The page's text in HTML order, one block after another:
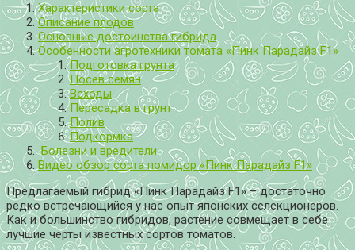
Характеристики сорта
Описание плодов
Основные достоинства гибрида
Особенности агротехники томата «Пинк Парадайз F1»
Подготовка грунта
Посев семян
Всходы
Пересадка в грунт
Полив
Подкормка
Болезни и вредители
Видео обзор сорта помидор «Пинк Парадайз F1»
Предлагаемый гибрид «Пинк Парадайз F1» – достаточно
редко встречающийся у нас опыт японских селекционеров.
Как и большинство гибридов, растение совмещает в себе
лучшие черты известных сортов томатов.